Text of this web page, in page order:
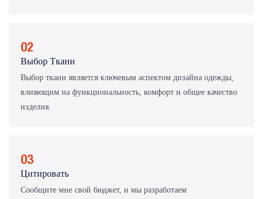
02
Выбор Ткани
Выбор ткани является ключевым аспектом дизайна одежды,
влияющим на функциональность, комфорт и общее качество
изделия.
03
Цитировать
Сообщите мне свой бюджет, и мы разработаем